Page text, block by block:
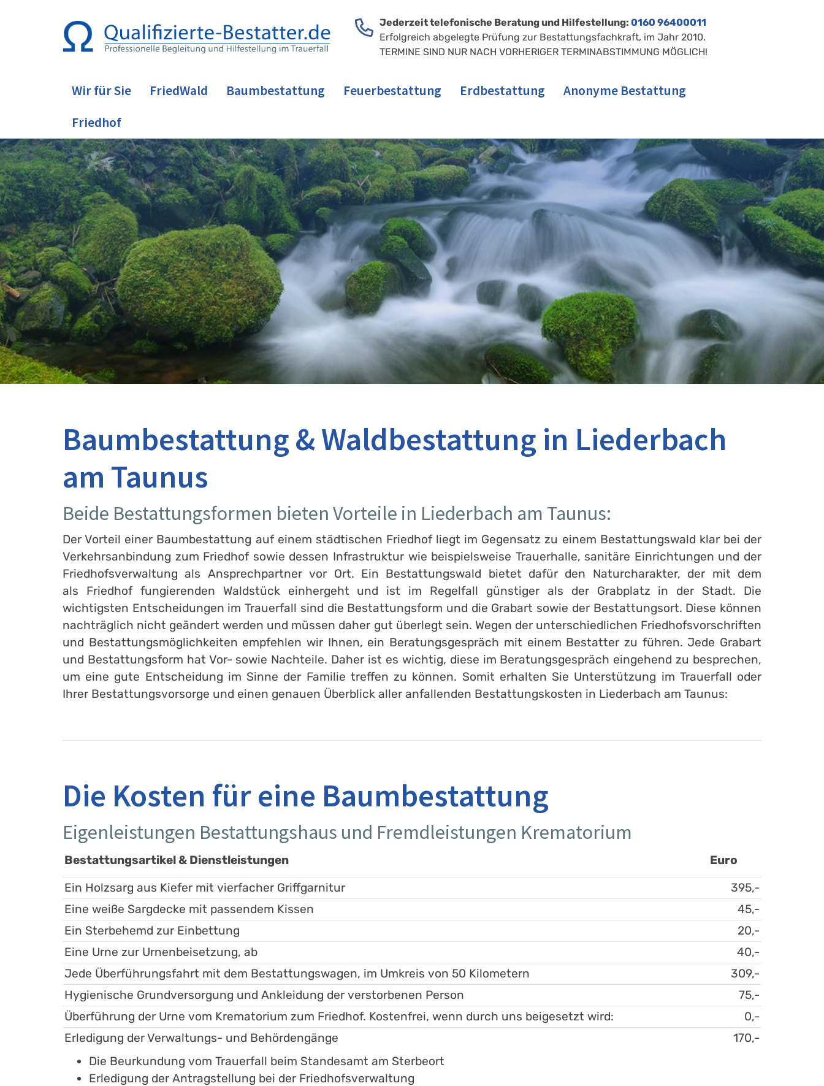
Jederzeit telefonische Beratung und Hilfestellung: 0160 96400011
Erfolgreich abgelegte Prüfung zur Bestattungsfachkraft, im Jahr 2010.
TERMINE SIND NUR NACH VORHERIGER TERMINABSTIMMUNG MÖGLICH!
Wir für Sie FriedWald Baumbestattung Feuerbestattung Erdbestattung
Anonyme Bestattung
Friedhof
Baumbestattung & Waldbestattung in Liederbach
am Taunus
Beide Bestattungsformen bieten Vorteile in Liederbach am Taunus:
Der Vorteil einer Baumbestattung auf einem städtischen Friedhof liegt im Gegensatz zu einem Bestattungswald klar bei der
Verkehrsanbindung zum Friedhof sowie dessen Infrastruktur wie beispielsweise Trauerhalle, sanitäre Einrichtungen und der
Friedhofsverwaltung als Ansprechpartner vor Ort. Ein Bestattungswald bietet dafür den Naturcharakter, der mit dem
als Friedhof fungierenden Waldstück einhergeht und ist im Regelfall günstiger als der Grabplatz in der Stadt. Die
wichtigsten Entscheidungen im Trauerfall sind die Bestattungsform und die Grabart sowie der Bestattungsort. Diese können
nachträglich nicht geändert werden und müssen daher gut überlegt sein. Wegen der unterschiedlichen Friedhofsvorschriften
und Bestattungsmöglichkeiten empfehlen wir Ihnen, ein Beratungsgespräch mit einem Bestatter zu führen. Jede Grabart
und Bestattungsform hat Vor- sowie Nachteile. Daher ist es wichtig, diese im Beratungsgespräch eingehend zu besprechen,
um eine gute Entscheidung im Sinne der Familie treffen zu können. Somit erhalten Sie Unterstützung im Trauerfall oder
Ihrer Bestattungsvorsorge und einen genauen Überblick aller anfallenden Bestattungskosten in Liederbach am Taunus:
Die Kosten für eine Baumbestattung
Eigenleistungen Bestattungshaus und Fremdleistungen Krematorium
Bestattungsartikel & Dienstleistungen
Euro
Ein Holzsarg aus Kiefer mit vierfacher Griffgarnitur
395,-
Eine weiße Sargdecke mit passendem Kissen
45,-
Ein Sterbehemd zur Einbettung
20,-
Eine Urne zur Urnenbeisetzung, ab
40,-
Jede Überführungsfahrt mit dem Bestattungswagen, im Umkreis von 50 Kilometern
309,-
Hygienische Grundversorgung und Ankleidung der verstorbenen Person
75,-
Überführung der Urne vom Krematorium zum Friedhof. Kostenfrei, wenn durch uns beigesetzt wird:
0,-
Erledigung der Verwaltungs- und Behördengänge
Die Beurkundung vom Trauerfall beim Standesamt am Sterbeort
Erledigung der Antragstellung bei der Friedhofsverwaltung
170,-